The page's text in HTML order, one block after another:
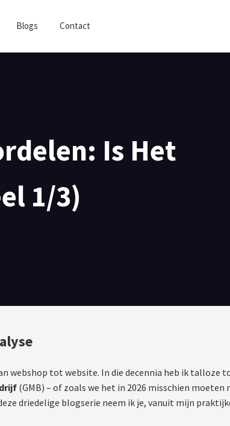
Blogs Contact
Is Het
1/3)
webshop tot website. In die decennia heb ik talloze
(GMB) – of zoals we het in 2026 misschien moeten
driedelige blogserie neem ik je, vanuit mijn